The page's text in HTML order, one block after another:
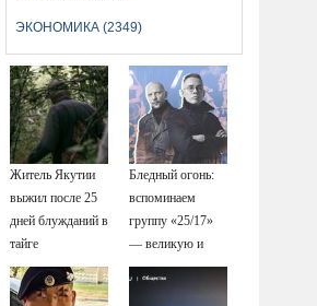
ЭКОНОМИКА (2349)
Житель Якутии
выжил после 25
дней блужданий в
тайге
Бледный огонь:
вспоминаем
группу «25/17»
— великую и
(часто) ужасную